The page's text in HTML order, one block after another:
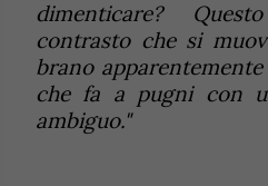
dimenticare?
contrasto che si
brano
che fa a pugni con
ambiguo."